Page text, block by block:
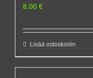
8,00 €
Lisää ostoskoriin